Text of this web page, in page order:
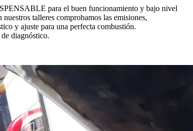
para el buen funcionamiento y bajo nivel
talleres comprobamos las emisiones,
y ajuste para una perfecta combustión.
diagnóstico.